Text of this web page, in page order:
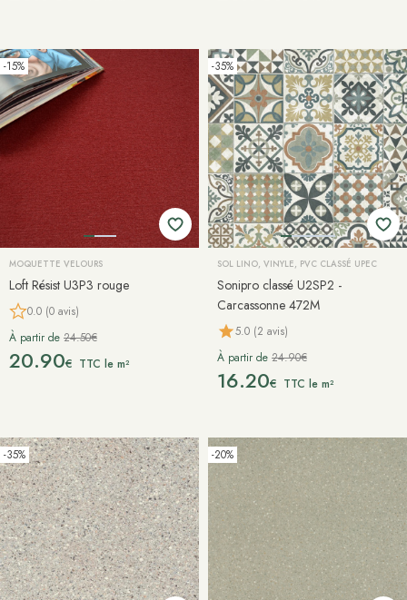
-15%
MOQUETTE VELOURS
Loft Résist U3P3 rouge
0.0 (0 avis)
À partir de 24.50€
20.90€ TTC le m²
-35%
SOL LINO, VINYLE, PVC CLASSÉ UPEC
Sonipro classé U2SP2 -
Carcassonne 472M
5.0 (2 avis)
À partir de 24.90€
16.20€ TTC le m²
-35% -20%